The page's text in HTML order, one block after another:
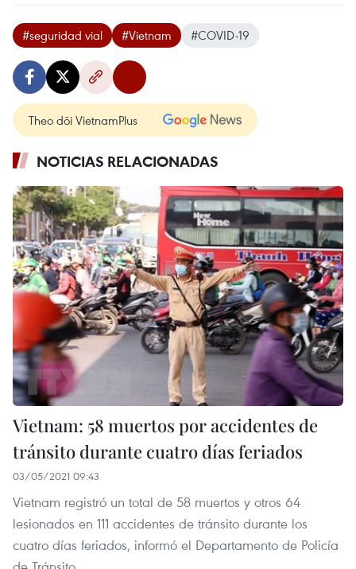
#seguridad vial #Vietnam #COVID-19
Theo dõi VietnamPlus
NOTICIAS RELACIONADAS
Vietnam: 58 muertos por accidentes de
tránsito durante cuatro días feriados
03/05/2021 09:43
Vietnam registró un total de 58 muertos y otros 64
lesionados en 111 accidentes de tránsito durante los
cuatro días feriados, informó el Departamento de Policía